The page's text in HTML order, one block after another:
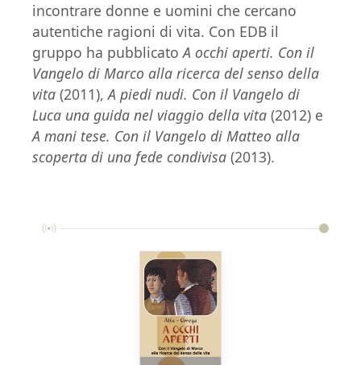
incontrare donne e uomini che cercano
autentiche ragioni di vita. Con EDB il
gruppo ha pubblicatoA occhi aperti. Con il
Vangelo di Marco alla ricerca del senso della
vita (2011),A piedi nudi. Con il Vangelo di
Luca una guida nel viaggio della vita (2012) e
A mani tese. Con il Vangelo di Matteo alla
scoperta di una fede condivisa (2013).